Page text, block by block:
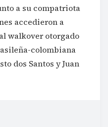
a su compatriota
accedieron a
walkover otorgado
colombiana
dos Santos y Juan